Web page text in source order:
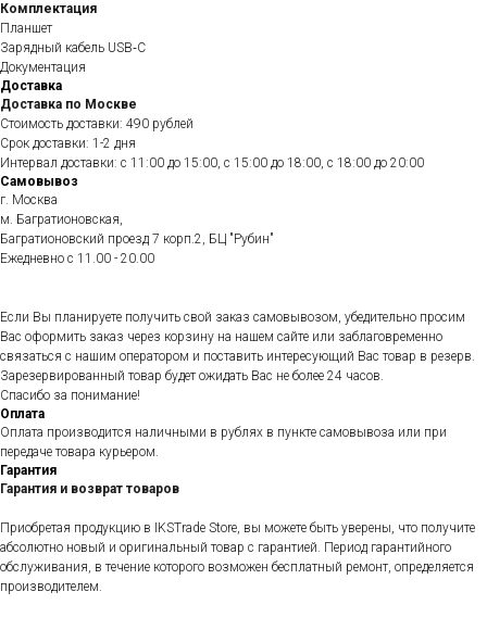
Комплектация
Планшет
Зарядный кабель USB‑C
Документация
Доставка
Доставка по Москве
Стоимость доставки: 490 рублей
Срок доставки: 1-2 дня
Интервал доставки: с 11:00 до 15:00, с 15:00 до 18:00, с 18:00 до 20:00
Самовывоз
г. Москва
м. Багратионовская,
Багратионовский проезд 7 корп.2, БЦ "Рубин"
Ежедневно c 11.00 - 20.00
Если Вы планируете получить свой заказ самовывозом, убедительно просим
Вас оформить заказ через корзину на нашем сайте или заблаговременно
связаться с нашим оператором и поставить интересующий Вас товар в резерв.
Зарезервированный товар будет ожидать Вас не более 24 часов.
Спасибо за понимание!
Оплата
Оплата производится наличными в рублях в пункте самовывоза или при
передаче товара курьером.
Гарантия
Гарантия и возврат товаров
Приобретая продукцию в IKSTrade Store, вы можете быть уверены, что получите
абсолютно новый и оригинальный товар с гарантией. Период гарантийного
обслуживания, в течение которого возможен бесплатный ремонт, определяется
производителем.